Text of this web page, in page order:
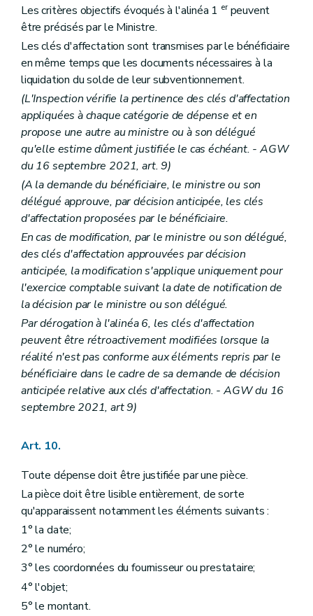
Les critères objectifs évoqués à l'alinéa 1 erpeuvent
être précisés par le Ministre.
Les clés d'affectation sont transmises par le bénéficiaire
en même temps que les documents nécessaires à la
liquidation du solde de leur subventionnement.
(L'Inspection vérifie la pertinence des clés d'affectation
appliquées à chaque catégorie de dépense et en
propose une autre au ministre ou à son délégué
qu'elle estime dûment justifiée le cas échéant. - AGW
du 16 septembre 2021, art. 9)
(A la demande du bénéficiaire, le ministre ou son
délégué approuve, par décision anticipée, les clés
d'affectation proposées par le bénéficiaire.
En cas de modification, par le ministre ou son délégué,
des clés d'affectation approuvées par décision
anticipée, la modification s'applique uniquement pour
l'exercice comptable suivant la date de notification de
la décision par le ministre ou son délégué.
Par dérogation à l'alinéa 6, les clés d'affectation
peuvent être rétroactivement modifiées lorsque la
réalité n'est pas conforme aux éléments repris par le
bénéficiaire dans le cadre de sa demande de décision
anticipée relative aux clés d'affectation. - AGW du 16
septembre 2021, art 9)
Art. 10.
Toute dépense doit être justifiée par une pièce.
La pièce doit être lisible entièrement, de sorte
qu'apparaissent notamment les éléments suivants :
1° la date;
2° le numéro;
3° les coordonnées du fournisseur ou prestataire;
4° l'objet;
5° le montant.